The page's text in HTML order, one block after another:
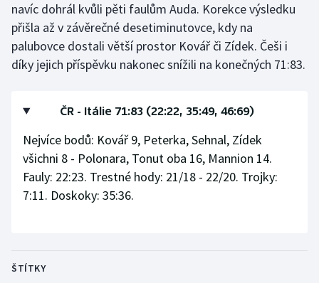
Rychlostní kanoistika
Short track
Stolní tenis
Triatlon
Veslování
navíc dohrál kvůli pěti faulům Auda. Korekce výsledku
přišla až v závěrečné desetiminutovce, kdy na
palubovce dostali větší prostor Kovář či Zídek. Češi i
díky jejich příspěvku nakonec snížili na konečných 71:83.
ČR - Itálie 71:83 (22:22, 35:49, 46:69)
Nejvíce bodů: Kovář 9, Peterka, Sehnal, Zídek
všichni 8 - Polonara, Tonut oba 16, Mannion 14.
Fauly: 22:23. Trestné hody: 21/18 - 22/20. Trojky:
7:11. Doskoky: 35:36.
ŠTÍTKY